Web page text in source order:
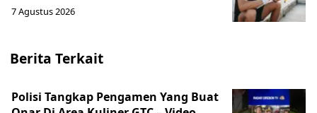
7 Agustus 2026
Berita Terkait
Polisi Tangkap Pengamen Yang Buat